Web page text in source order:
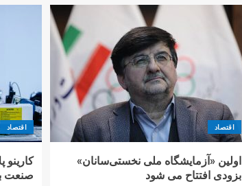
اقتصاد
اولین «آزمایشگاه ملی نخستی‌سانان»
بزودی افتتاح می شود
اقتصاد
کارینو
صنعت